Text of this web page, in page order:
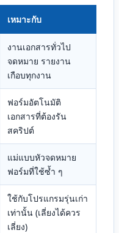
เหมาะกับ
งานเอกสารทั่วไป
จดหมาย รายงาน
เกือบทุกงาน
ฟอร์มอัตโนมัติ
เอกสารที่ต้องรัน
สคริปต์
แม่แบบหัวจดหมาย
ฟอร์มที่ใช้ซ้ำ ๆ
ใช้กับโปรแกรมรุ่นเก่า
เท่านั้น (เลี่ยงได้ควร
เลี่ยง)